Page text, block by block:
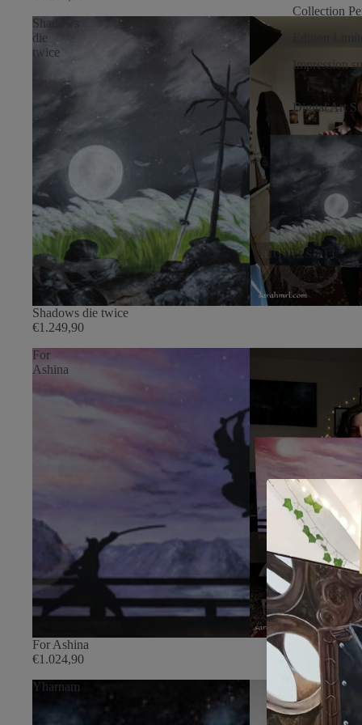
Collection
Impression
Digital Art
Shadows
die
twice
Shadows die twice
€1.249,90
For
Ashina
For Ashina
€1.024,90
Yharnam